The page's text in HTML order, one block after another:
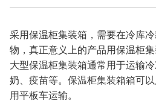
采用保温柜集装箱，需要在冷库
物，真正意义上的产品用保温柜
大型保温柜集装箱通常用于运输
奶、疫苗等。保温柜集装箱箱可
用平板车运输。